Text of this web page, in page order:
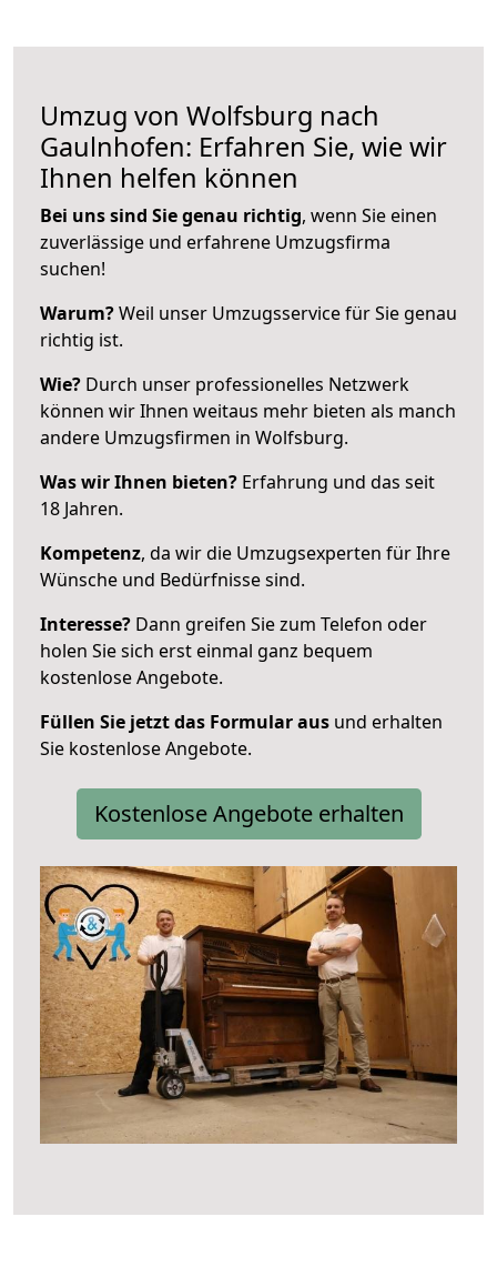
Umzug von Wolfsburg nach
Gaulnhofen: Erfahren Sie, wie wir
Ihnen helfen können
Bei uns sind Sie genau richtig, wenn Sie einen
zuverlässige und erfahrene Umzugsfirma
suchen!
Warum?Weil unser Umzugsservice für Sie genau
richtig ist.
Wie? Durch unser professionelles Netzwerk
können wir Ihnen weitaus mehr bieten als manch
andere Umzugsfirmen in Wolfsburg.
Was wir Ihnen bieten? Erfahrung und das seit
18 Jahren.
Kompetenz, da wir die Umzugsexperten für Ihre
Wünsche und Bedürfnisse sind.
Interesse? Dann greifen Sie zum Telefon oder
holen Sie sich erst einmal ganz bequem
kostenlose Angebote.
Füllen Sie jetzt das Formular aus und erhalten
Sie kostenlose Angebote.
Kostenlose Angebote erhalten